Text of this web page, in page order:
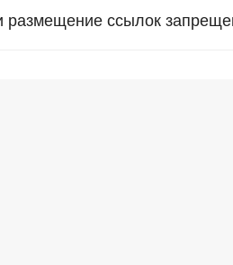
размещение ссылок